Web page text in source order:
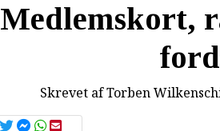
Medlemskort,
Skrevet afTorben